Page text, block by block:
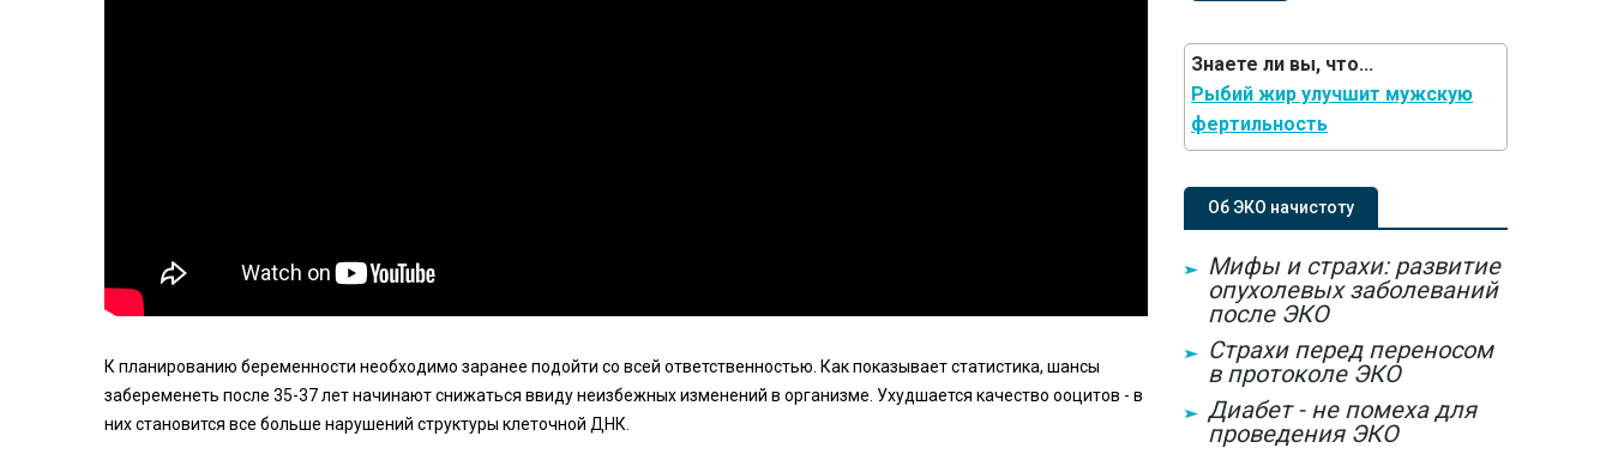
К планированию беременности необходимо заранее подойти со всей ответственностью. Как показывает статистика, шансы
забеременеть после 35-37 лет начинают снижаться ввиду неизбежных изменений в организме. Ухудшается качество ооцитов - в
них становится все больше нарушений структуры клеточной ДНК.
Знаете ли вы, что...
Рыбий жир улучшит мужскую
фертильность
Об ЭКО начистоту
Мифы и страхи: развитие
опухолевых заболеваний
после ЭКО
Страхи перед переносом
в протоколе ЭКО
Диабет - не помеха для
проведения ЭКО